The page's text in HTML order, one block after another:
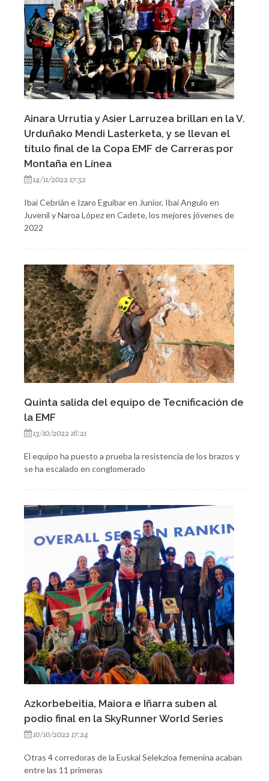
Ainara Urrutia y Asier Larruzea brillan en la V.
Urduñako Mendi Lasterketa, y se llevan el
título final de la Copa EMF de Carreras por
Montaña en Línea
14/11/2022 17:52
Ibai Cebrián e Izaro Eguibar en Junior, Ibai Angulo en
Juvenil y Naroa López en Cadete, los mejores jóvenes de
2022
Quinta salida del equipo de Tecnificación de
la EMF
13/10/2022 16:21
El equipo ha puesto a prueba la resistencia de los brazos y
se ha escalado en conglomerado
Azkorbebeitia, Maiora e Iñarra suben al
podio final en la SkyRunner World Series
10/10/2022 17:24
Otras 4 corredoras de la Euskal Selekzioa femenina acaban
entre las 11 primeras